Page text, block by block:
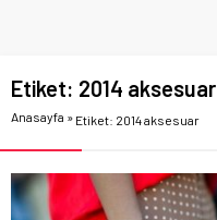
Etiket: 2014 aksesuar
Anasayfa » Etiket: 2014 aksesuar